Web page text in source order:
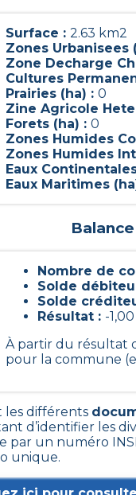
Surface : 2.63 km2
Zones Urbanisees
Zone Decharge
Cultures
Prairies (ha) : 0
Zine Agricole
Forets (ha) : 0
Zones Humides
Zones Humides
Eaux
Eaux Maritimes
Nombre de
Solde
Solde
Résultat : -
À partir du résultat
pour la commune
les différents
d’identifier les
un numéro
unique.